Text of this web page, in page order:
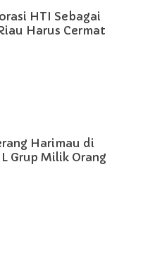
HTI Sebagai
Harus Cermat
Harimau di
Grup Milik Orang